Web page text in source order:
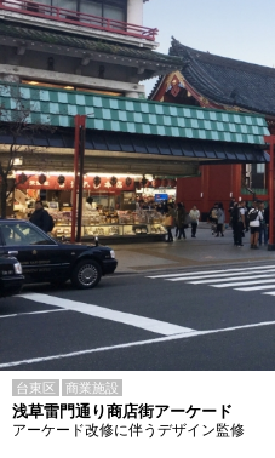
台東区 商業施設
浅草雷門通り商店街アーケード
アーケード改修に伴うデザイン監修